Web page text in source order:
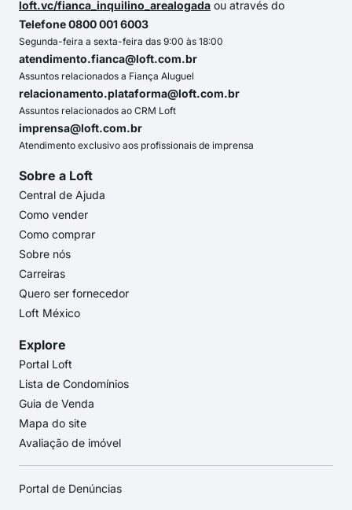
loft.vc/fianca_inquilino_arealogada ou através do
Telefone 0800 001 6003
Segunda-feira a sexta-feira das 9:00 às 18:00
atendimento.fianca@loft.com.br
Assuntos relacionados a Fiança Aluguel
relacionamento.plataforma@loft.com.br
Assuntos relacionados ao CRM Loft
imprensa@loft.com.br
Atendimento exclusivo aos profissionais de imprensa
Sobre a Loft
Central de Ajuda
Como vender
Como comprar
Sobre nós
Carreiras
Quero ser fornecedor
Loft México
Explore
Portal Loft
Lista de Condomínios
Guia de Venda
Mapa do site
Avaliação de imóvel
Portal de Denúncias